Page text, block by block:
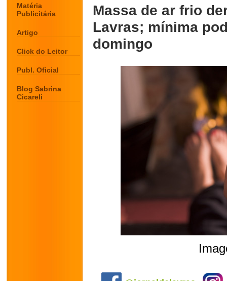
Matéria
Publicitária
Artigo
Click do Leitor
Publ. Oficial
Blog Sabrina
Cicareli
Massa de ar frio
Lavras; mínima
domingo